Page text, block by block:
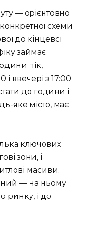
— орієнтовно
конкретної схеми
до кінцевої
займає
пік,
і ввечері з 17:00
до години і
яке місто, має
ключових
зони, і
масиви.
— на ньому
ринку, і до